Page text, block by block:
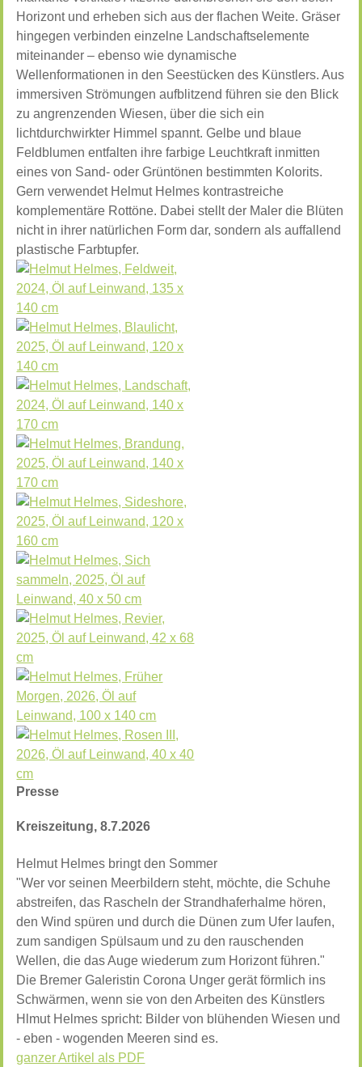
Horizont und erheben sich aus der flachen Weite. Gräser
hingegen verbinden einzelne Landschaftselemente
miteinander – ebenso wie dynamische
Wellenformationen in den Seestücken des Künstlers. Aus
immersiven Strömungen aufblitzend führen sie den Blick
zu angrenzenden Wiesen, über die sich ein
lichtdurchwirkter Himmel spannt. Gelbe und blaue
Feldblumen entfalten ihre farbige Leuchtkraft inmitten
eines von Sand- oder Grüntönen bestimmten Kolorits.
Gern verwendet Helmut Helmes kontrastreiche
komplementäre Rottöne. Dabei stellt der Maler die Blüten
nicht in ihrer natürlichen Form dar, sondern als auffallend
plastische Farbtupfer.
Presse
Kreiszeitung, 8.7.2026
Helmut Helmes bringt den Sommer
"Wer vor seinen Meerbildern steht, möchte, die Schuhe
abstreifen, das Rascheln der Strandhaferhalme hören,
den Wind spüren und durch die Dünen zum Ufer laufen,
zum sandigen Spülsaum und zu den rauschenden
Wellen, die das Auge wiederum zum Horizont führen."
Die Bremer Galeristin Corona Unger gerät förmlich ins
Schwärmen, wenn sie von den Arbeiten des Künstlers
Hlmut Helmes spricht: Bilder von blühenden Wiesen und
- eben - wogenden Meeren sind es.
ganzer Artikel als PDF